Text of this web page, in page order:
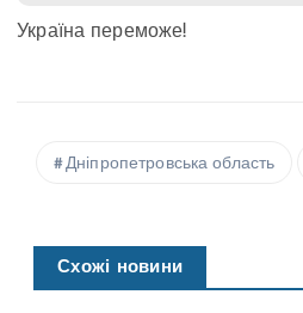
Україна переможе!
Дніпропетровська область
Схожі новини